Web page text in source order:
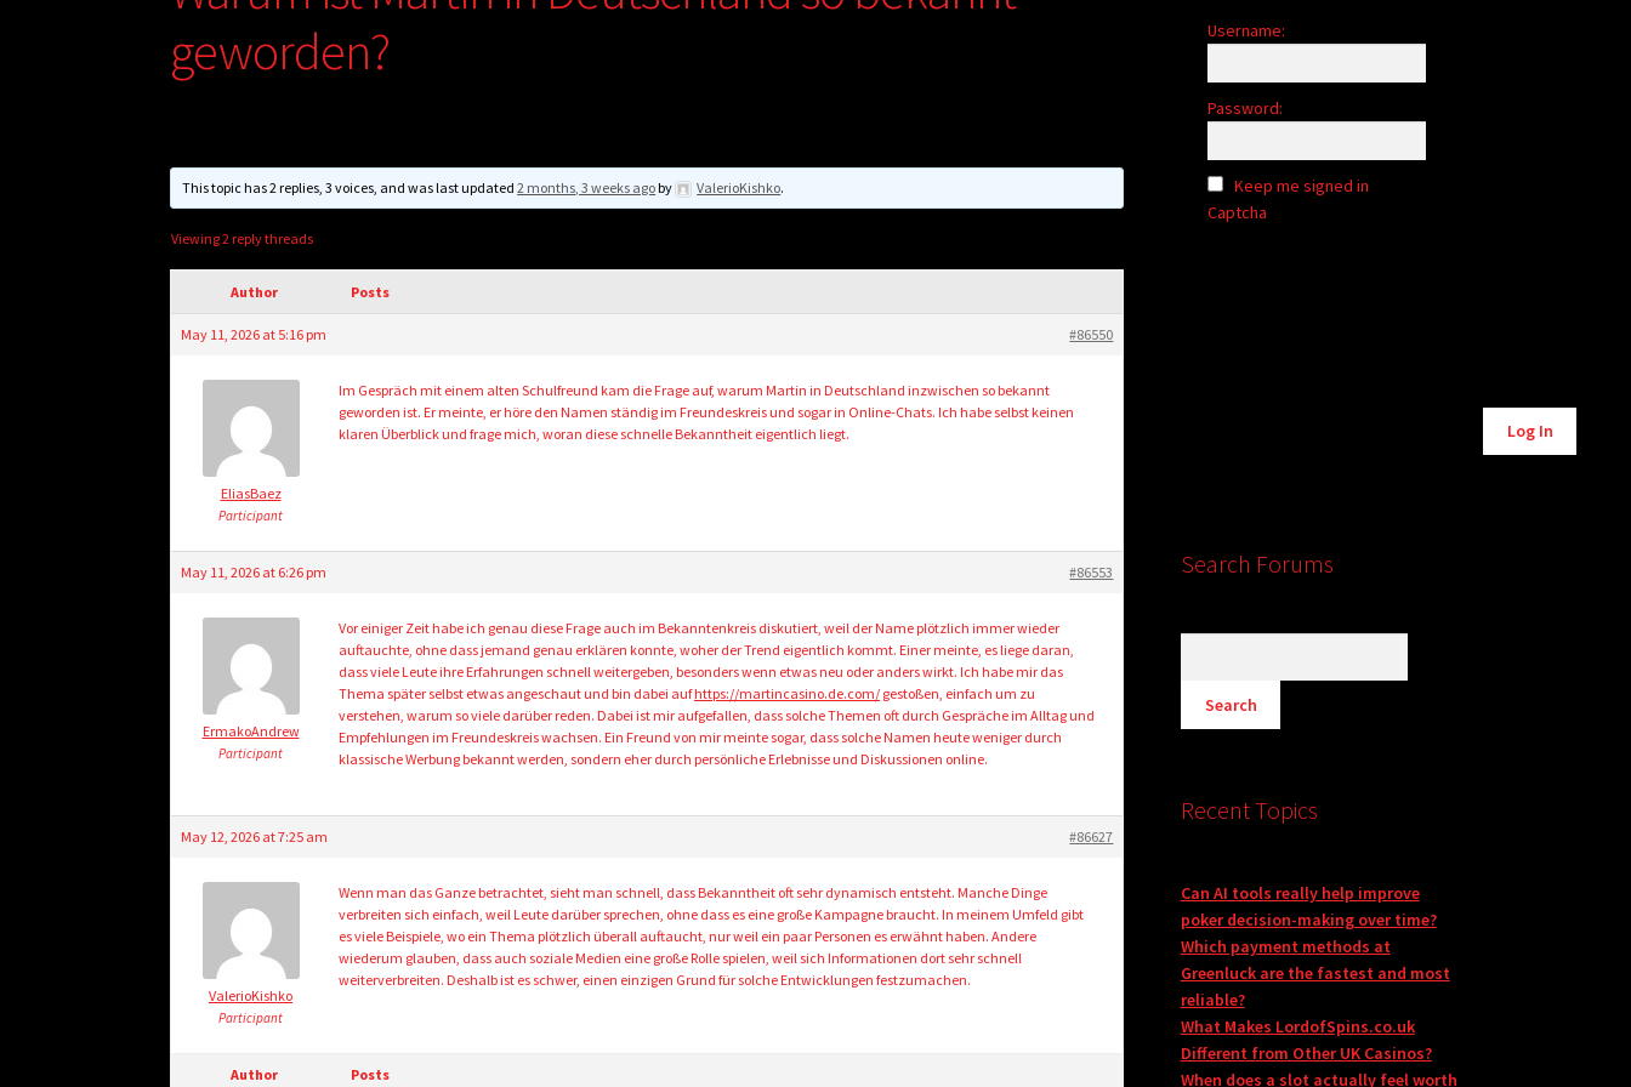
geworden?
This topic has 2 replies, 3 voices, and was last updated2 months, 3 weeks agoby ValerioKishko.
Viewing 2 reply threads
Author Posts
May 11, 2026 at 5:16 pm #86550
EliasBaez
Participant
Im Gespräch mit einem alten Schulfreund kam die Frage auf, warum Martin in Deutschland inzwischen so bekannt
geworden ist. Er meinte, er höre den Namen ständig im Freundeskreis und sogar in Online-Chats. Ich habe selbst keinen
klaren Überblick und frage mich, woran diese schnelle Bekanntheit eigentlich liegt.
May 11, 2026 at 6:26 pm #86553
ErmakoAndrew
Participant
Vor einiger Zeit habe ich genau diese Frage auch im Bekanntenkreis diskutiert, weil der Name plötzlich immer wieder
auftauchte, ohne dass jemand genau erklären konnte, woher der Trend eigentlich kommt. Einer meinte, es liege daran,
dass viele Leute ihre Erfahrungen schnell weitergeben, besonders wenn etwas neu oder anders wirkt. Ich habe mir das
Thema später selbst etwas angeschaut und bin dabei aufhttps://martincasino.de.com/ gestoßen, einfach um zu
verstehen, warum so viele darüber reden. Dabei ist mir aufgefallen, dass solche Themen oft durch Gespräche im Alltag und
Empfehlungen im Freundeskreis wachsen. Ein Freund von mir meinte sogar, dass solche Namen heute weniger durch
klassische Werbung bekannt werden, sondern eher durch persönliche Erlebnisse und Diskussionen online.
May 12, 2026 at 7:25 am #86627
ValerioKishko
Participant
Wenn man das Ganze betrachtet, sieht man schnell, dass Bekanntheit oft sehr dynamisch entsteht. Manche Dinge
verbreiten sich einfach, weil Leute darüber sprechen, ohne dass es eine große Kampagne braucht. In meinem Umfeld gibt
es viele Beispiele, wo ein Thema plötzlich überall auftaucht, nur weil ein paar Personen es erwähnt haben. Andere
wiederum glauben, dass auch soziale Medien eine große Rolle spielen, weil sich Informationen dort sehr schnell
weiterverbreiten. Deshalb ist es schwer, einen einzigen Grund für solche Entwicklungen festzumachen.
Author Posts
Username:
Password:
Keep me signed in
Captcha
Log In
Search Forums
Recent Topics
Can AI tools really help improve
poker decision-making over time?
Which payment methods at
Greenluck are the fastest and most
reliable?
What Makes LordofSpins.co.uk
Different from Other UK Casinos?
When does a slot actually feel worth